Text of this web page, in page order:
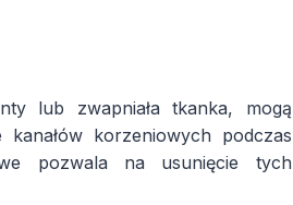
lub zwapniała tkanka, mogą
kanałów korzeniowych podczas
pozwala na usunięcie tych